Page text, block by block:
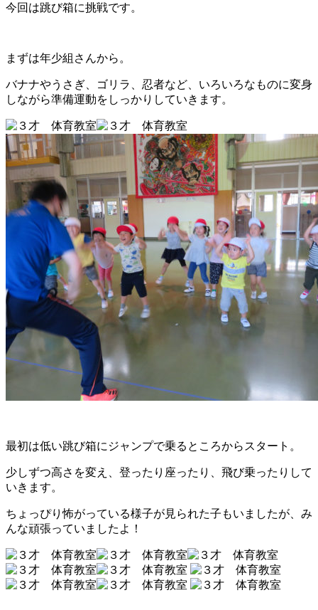
今回は跳び箱に挑戦です。
まずは年少組さんから。
バナナやうさぎ、ゴリラ、忍者など、いろいろなものに変身
しながら準備運動をしっかりしていきます。
最初は低い跳び箱にジャンプで乗るところからスタート。
少しずつ高さを変え、登ったり座ったり、飛び乗ったりして
いきます。
ちょっぴり怖がっている様子が見られた子もいましたが、み
んな頑張っていましたよ！